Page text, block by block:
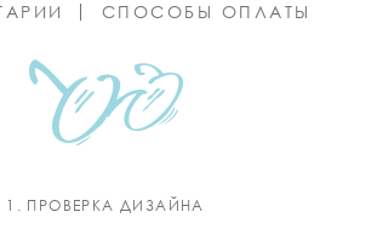
СПОСОБЫ ОПЛАТЫ
1. ПРОВЕРКА ДИЗАЙНА